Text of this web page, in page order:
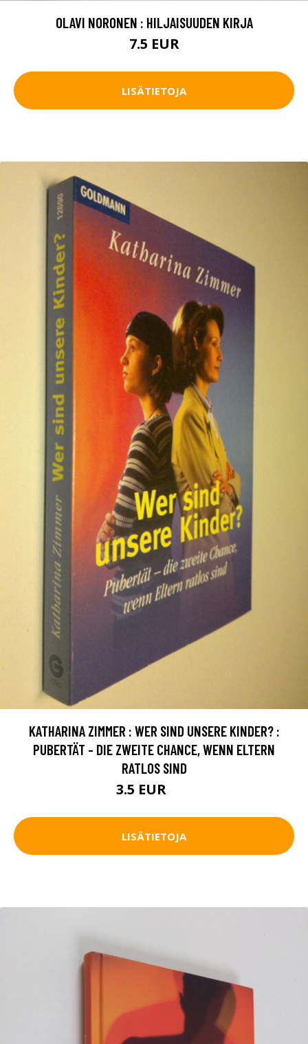
OLAVI NORONEN : HILJAISUUDEN KIRJA
7.5 EUR
LISÄTIETOJA
KATHARINA ZIMMER : WER SIND UNSERE KINDER? :
PUBERTÄT - DIE ZWEITE CHANCE, WENN ELTERN
RATLOS SIND
3.5 EUR
LISÄTIETOJA